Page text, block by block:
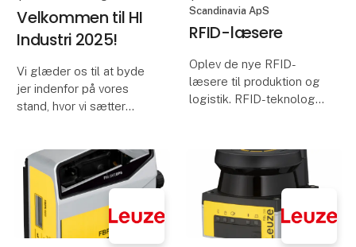
Velkommen til HI
Industri 2025!
Vi glæder os til at byde
jer indenfor på vores
stand, hvor vi sætter
løsninger inden for
vakuumteknologi.
Her kan du opleve,
hvordan vi sammen med
Scandinavia ApS
RFID-læsere
Oplev de nye RFID-
læsere til produktion og
logistik. RFID-teknologi
Den nye
produktportefølje
tilbyder en bred vifte af
RFID-læsere med
læseområder på op til 2
m, Eth